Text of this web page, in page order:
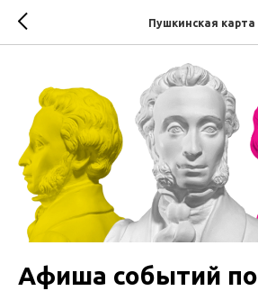
Пушкинская карта
Афиша событий по